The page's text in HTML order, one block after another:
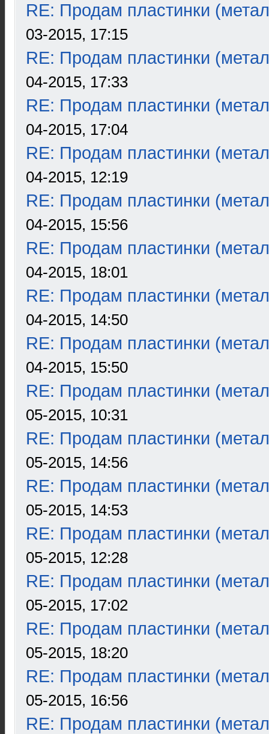
RE: Продам пластинки
03-2015, 17:15
RE: Продам пластинки
04-2015, 17:33
RE: Продам пластинки
04-2015, 17:04
RE: Продам пластинки
04-2015, 12:19
RE: Продам пластинки
04-2015, 15:56
RE: Продам пластинки
04-2015, 18:01
RE: Продам пластинки
04-2015, 14:50
RE: Продам пластинки
04-2015, 15:50
RE: Продам пластинки
05-2015, 10:31
RE: Продам пластинки
05-2015, 14:56
RE: Продам пластинки
05-2015, 14:53
RE: Продам пластинки
05-2015, 12:28
RE: Продам пластинки
05-2015, 17:02
RE: Продам пластинки
05-2015, 18:20
RE: Продам пластинки
05-2015, 16:56
RE: Продам пластинки